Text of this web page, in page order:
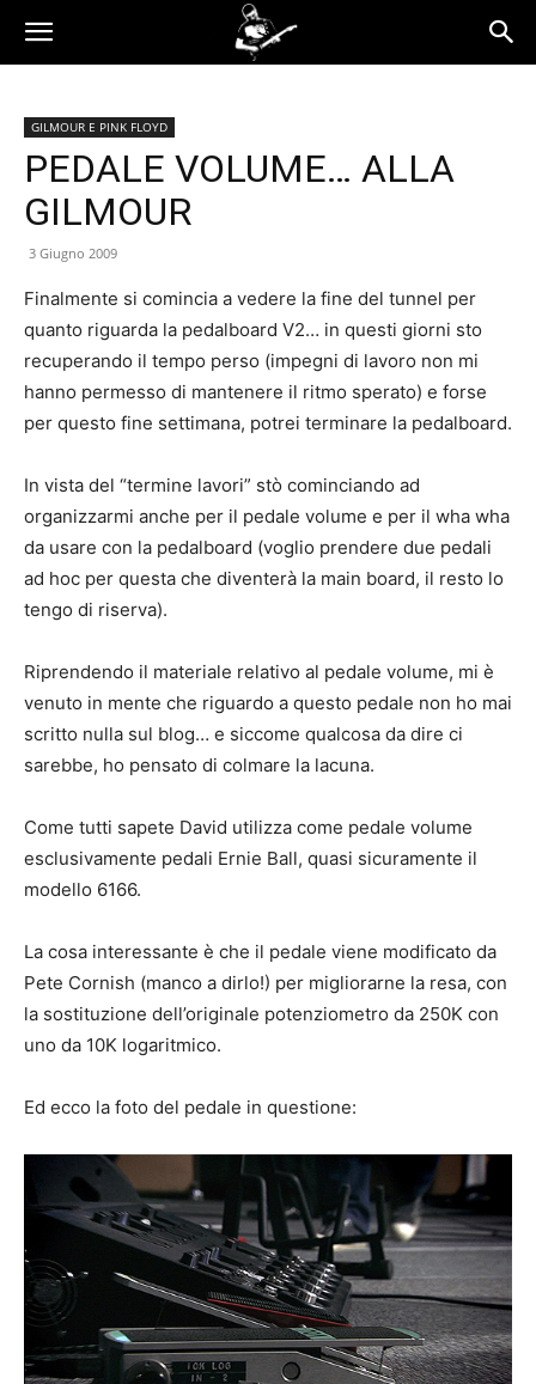
GILMOUR E PINK FLOYD
PEDALE VOLUME… ALLA
GILMOUR
3 Giugno 2009
Finalmente si comincia a vedere la fine del tunnel per
quanto riguarda la pedalboard V2… in questi giorni sto
recuperando il tempo perso (impegni di lavoro non mi
hanno permesso di mantenere il ritmo sperato) e forse
per questo fine settimana, potrei terminare la pedalboard.
In vista del “termine lavori” stò cominciando ad
organizzarmi anche per il pedale volume e per il wha wha
da usare con la pedalboard (voglio prendere due pedali
ad hoc per questa che diventerà la main board, il resto lo
tengo di riserva).
Riprendendo il materiale relativo al pedale volume, mi è
venuto in mente che riguardo a questo pedale non ho mai
scritto nulla sul blog… e siccome qualcosa da dire ci
sarebbe, ho pensato di colmare la lacuna.
Come tutti sapete David utilizza come pedale volume
esclusivamente pedali Ernie Ball, quasi sicuramente il
modello 6166.
La cosa interessante è che il pedale viene modificato da
Pete Cornish (manco a dirlo!) per migliorarne la resa, con
la sostituzione dell’originale potenziometro da 250K con
uno da 10K logaritmico.
Ed ecco la foto del pedale in questione: